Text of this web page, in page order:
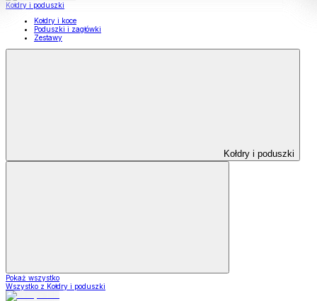
Kołdry i poduszki
Kołdry i koce
Poduszki i zagłówki
Zestawy
Kołdry i poduszki
Pokaż wszystko
Wszystko z Kołdry i poduszki